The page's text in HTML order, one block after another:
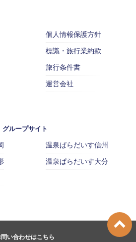
個人情報保護方針
標識・旅行業約款
旅行条件書
運営会社
グループサイト
温泉ぱらだいす信州
温泉ぱらだいす大分
問い合わせはこちら